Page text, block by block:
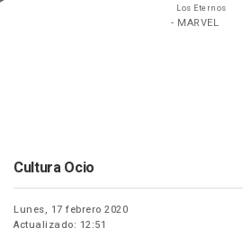
Los Eternos
- MARVEL
Cultura Ocio
Lunes, 17 febrero 2020
Actualizado: 12:51